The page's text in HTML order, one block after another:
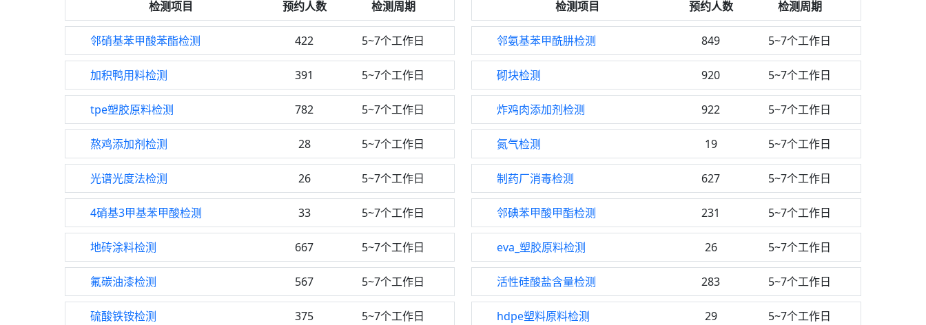
检测项目 预约人数 检测周期 检测项目 预约人数 检测周期
邻硝基苯甲酸苯酯检测 422 5~7个工作日 邻氨基苯甲酰肼检测 849 5~7个工作日
加积鸭用料检测 391 5~7个工作日 砌块检测 920 5~7个工作日
tpe塑胶原料检测 782 5~7个工作日 炸鸡肉添加剂检测 922 5~7个工作日
熬鸡添加剂检测 28 5~7个工作日 氮气检测 19 5~7个工作日
光谱光度法检测 26 5~7个工作日 制药厂消毒检测 627 5~7个工作日
4硝基3甲基苯甲酸检测 33 5~7个工作日 邻碘苯甲酸甲酯检测 231 5~7个工作日
地砖涂料检测 667 5~7个工作日 eva_塑胶原料检测 26 5~7个工作日
氟碳油漆检测 567 5~7个工作日 活性硅酸盐含量检测 283 5~7个工作日
硫酸铁铵检测 375 5~7个工作日 hdpe塑料原料检测 29 5~7个工作日